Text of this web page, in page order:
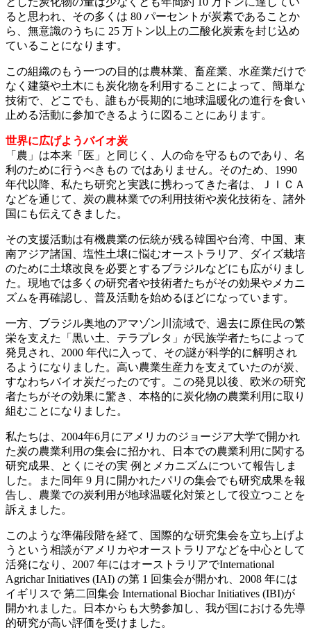
ると思われ、その多くは 80 パーセントが炭素であることか
ら、無意識のうちに 25 万トン以上の二酸化炭素を封じ込め
ていることになります。
この組織のもう一つの目的は農林業、畜産業、水産業だけで
なく建築や土木にも炭化物を利用することによって、簡単な
技術で、どこでも、誰もが長期的に地球温暖化の進行を食い
止める活動に参加できるように図ることにあります。
世界に広げようバイオ炭
「農」は本来「医」と同じく、人の命を守るものであり、名
利のために行うべきもの ではありません。そのため、1990
年代以降、私たち研究と実践に携わってきた者は、ＪＩＣＡ
などを通じて、炭の農林業での利用技術や炭化技術を、諸外
国にも伝えてきました。
その支援活動は有機農業の伝統が残る韓国や台湾、中国、東
南アジア諸国、塩性土壌に悩むオーストラリア、ダイズ栽培
のために土壌改良を必要とするブラジルなどにも広がりまし
た。現地では多くの研究者や技術者たちがその効果やメカニ
ズムを再確認し、普及活動を始めるほどになっています。
一方、ブラジル奥地のアマゾン川流域で、過去に原住民の繁
栄を支えた「黒い土、テラプレタ」が民族学者たちによって
発見され、2000 年代に入って、その謎が科学的に解明され
るようになりました。高い農業生産力を支えていたのが炭、
すなわちバイオ炭だったのです。この発見以後、欧米の研究
者たちがその効果に驚き、本格的に炭化物の農業利用に取り
組むことになりました。
私たちは、2004年6月にアメリカのジョージア大学で開かれ
た炭の農業利用の集会に招かれ、日本での農業利用に関する
研究成果、とくにその実 例とメカニズムについて報告しま
した。また同年 9 月に開かれたパリの集会でも研究成果を報
告し、農業での炭利用が地球温暖化対策として役立つことを
訴えました。
このような準備段階を経て、国際的な研究集会を立ち上げよ
うという相談がアメリカやオーストラリアなどを中心として
活発になり、2007 年にはオーストラリアでInternational
Agrichar Initiatives (IAI) の第 1 回集会が開かれ、2008 年には
イギリスで 第二回集会 International Biochar Initiatives (IBI)が
開かれました。日本からも大勢参加し、我が国における先導
的研究が高い評価を受けました。